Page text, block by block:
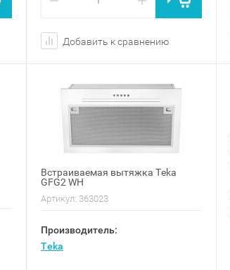
Добавить к сравнению
Встраиваемая вытяжка Teka
GFG2 WH
Артикул: 363023
Производитель:
Teka